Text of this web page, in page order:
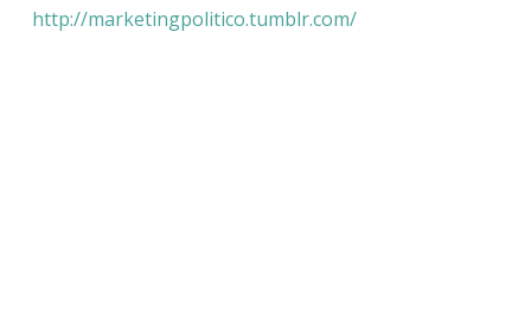
http://marketingpolitico.tumblr.com/